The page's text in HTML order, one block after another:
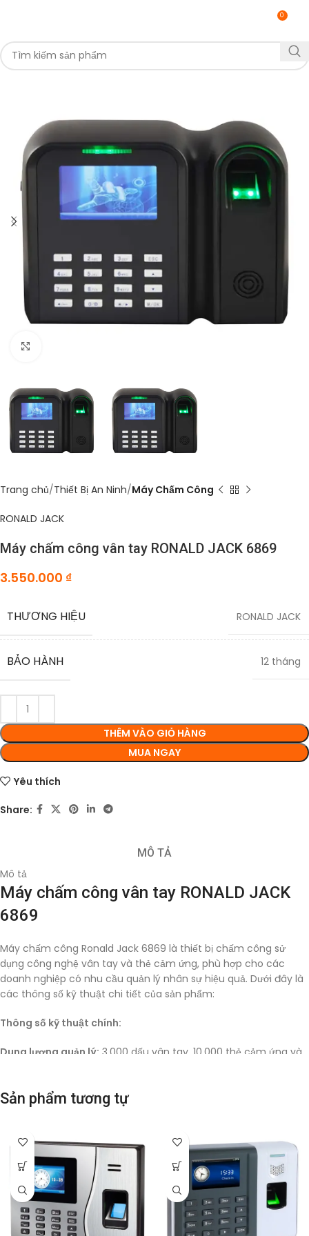
0
Trang chủ Thiết Bị An Ninh Máy Chấm Công
RONALD JACK
Máy chấm công vân tay RONALD JACK 6869
3.550.000 ₫
THƯƠNG HIỆU RONALD JACK
BẢO HÀNH 12 tháng
THÊM VÀO GIỎ HÀNG
MUA NGAY
Yêu thích
Share:
MÔ TẢ
Mô tả
Máy chấm công vân tay RONALD JACK
6869
Máy chấm công Ronald Jack 6869 là thiết bị chấm công sử
dụng công nghệ vân tay và thẻ cảm ứng, phù hợp cho các
doanh nghiệp có nhu cầu quản lý nhân sự hiệu quả. Dưới đây là
các thông số kỹ thuật chi tiết của sản phẩm:
Thông số kỹ thuật chính:
Dung lượng quản lý: 3.000 dấu vân tay, 10.000 thẻ cảm ứng và
nhanh chóng.
Kết nối:Hỗ trợ RS-232/485, TCP/IP và USB, thuận tiện cho việc
lấy dữ liệu và kết nối với máy tính.
Dung lượng bộ nhớ:
Lưu trữ đến 100.000 lần chấm công
(in/out).
Thời gian xác nhận:
<1 giây cho mỗi lần chấm công.
Ngôn ngữ:Hỗ trợ tiếng Anh và tiếng Việt, dễ dàng sử dụng cho
Sản phẩm tương tự